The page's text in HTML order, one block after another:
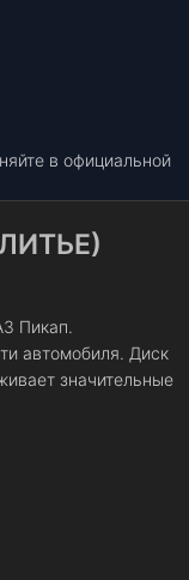
в официальной
Пикап.
автомобиля. Диск
значительные